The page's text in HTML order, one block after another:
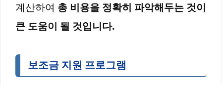
계산하여 총 비용을 정확히 파악해두는 것이
큰 도움이 될 것입니다.
보조금 지원 프로그램